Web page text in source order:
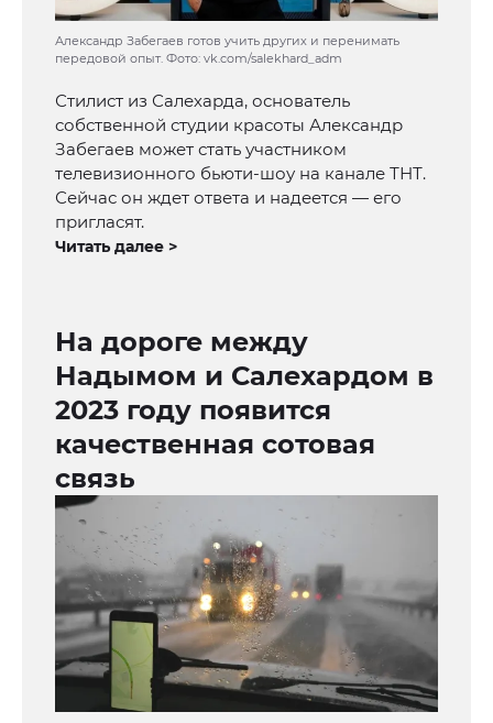
Александр Забегаев готов учить других и перенимать
передовой опыт. Фото: vk.com/salekhard_adm
Стилист из Салехарда, основатель
собственной студии красоты Александр
Забегаев может стать участником
телевизионного бьюти-шоу на канале ТНТ.
Сейчас он ждет ответа и надеется — его
пригласят.
Читать далее >
На дороге между
Надымом и Салехардом в
2023 году появится
качественная сотовая
связь